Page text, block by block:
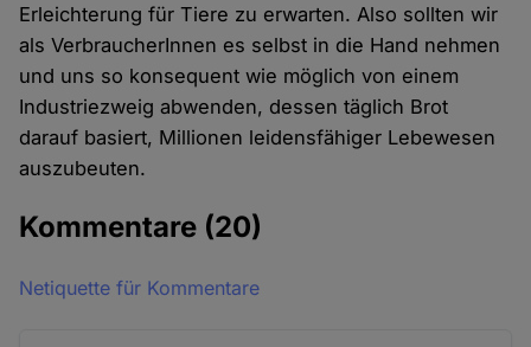
Erleichterung für Tiere zu erwarten. Also sollten wir
als VerbraucherInnen es selbst in die Hand nehmen
und uns so konsequent wie möglich von einem
Industriezweig abwenden, dessen täglich Brot
darauf basiert, Millionen leidensfähiger Lebewesen
auszubeuten.
Kommentare (20)
Netiquette für Kommentare